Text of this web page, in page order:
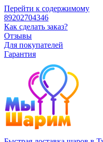
Перейти к содержимому
89202704346
Как сделать заказ?
Отзывы
Для покупателей
Гарантия